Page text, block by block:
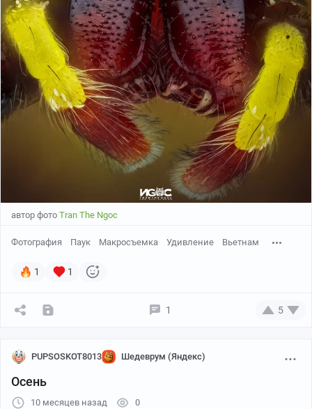
автор фото Tran The Ngoc
Фотография Паук Макросъемка Удивление Вьетнам
1 1
1 5
PUPSOSKOT8013 Шедеврум (Яндекс)
Осень
10 месяцев назад 0